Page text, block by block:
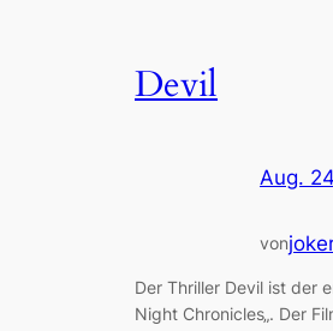
Devil
Aug.
von
Der Thriller Devil ist der
Night Chronicles„. Der